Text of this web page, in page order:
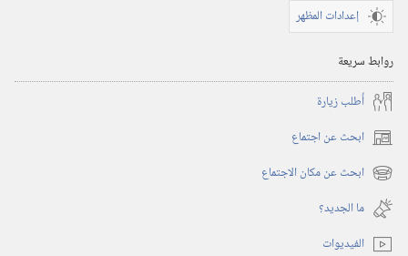
‎٢٠٠٣
إعدادات المظهر
روابط سريعة
أُطلب زيارة
ابحث عن اجتماع (يفتح
نافذة ابحث عن مكان الاجتماع (يفتح
نافذة
جديدة)
ما الجديد؟‏
الفيديوات